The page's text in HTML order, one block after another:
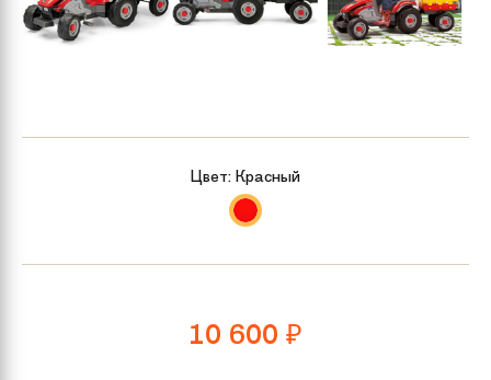
10 600 ₽
Цвет: Красный